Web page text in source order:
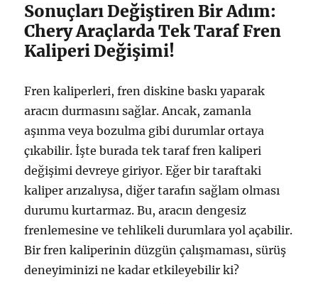
Sonuçları Değiştiren Bir Adım:
Chery Araçlarda Tek Taraf Fren
Kaliperi Değişimi!
Fren kaliperleri, fren diskine baskı yaparak
aracın durmasını sağlar. Ancak, zamanla
aşınma veya bozulma gibi durumlar ortaya
çıkabilir. İşte burada tek taraf fren kaliperi
değişimi devreye giriyor. Eğer bir taraftaki
kaliper arızalıysa, diğer tarafın sağlam olması
durumu kurtarmaz. Bu, aracın dengesiz
frenlemesine ve tehlikeli durumlara yol açabilir.
Bir fren kaliperinin düzgün çalışmaması, sürüş
deneyiminizi ne kadar etkileyebilir ki?